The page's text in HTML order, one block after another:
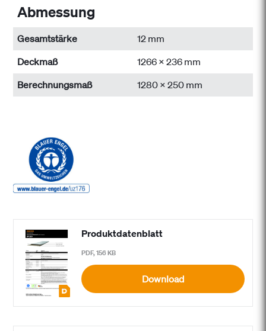
Abmessung
Gesamtstärke
12 mm
Deckmaß
1266 x 236 mm
Berechnungsmaß
1280 x 250 mm
Produktdatenblatt
PDF, 156 KB
Download